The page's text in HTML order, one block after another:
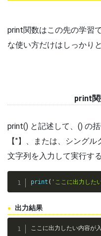
print関数はこの先の学習
な使い方だけはしっかり
print関
print() と記述して、() の
【"】、または、シング
文字列を入力して実行す
print ( 'ここに出力した
出力結果
ここに出力したい内容が入